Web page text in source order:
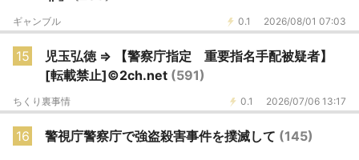
0.1 2026/08/01 07:03
ギャンブル
15
児玉弘徳 ⇒ 【警察庁指定 重要指名手配被疑者】
[転載禁止]©2ch.net (591)
0.1 2026/07/06 13:17
ちくり裏事情
16 警視庁警察庁で強盗殺害事件を撲滅して (145)